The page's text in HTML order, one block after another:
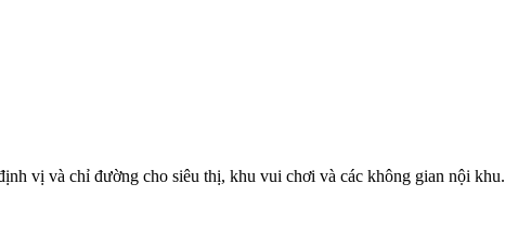
vị và chỉ đường cho siêu thị, khu vui chơi và các không gian nội khu.